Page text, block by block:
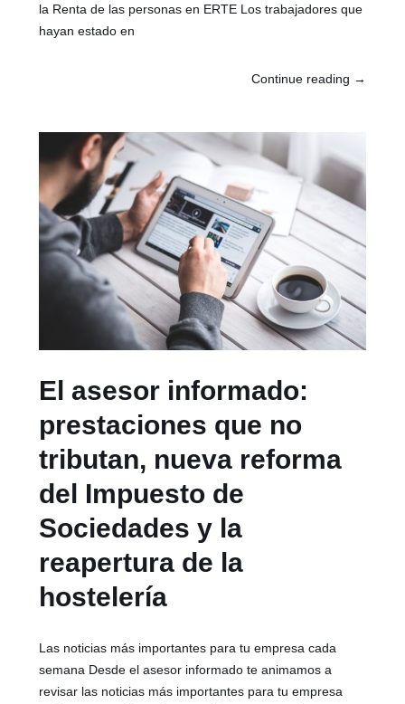
la Renta de las personas en ERTE Los trabajadores que
hayan estado en
Continue reading →
El asesor informado:
prestaciones que no
tributan, nueva reforma
del Impuesto de
Sociedades y la
reapertura de la
hostelería
Las noticias más importantes para tu empresa cada
semana Desde el asesor informado te animamos a
revisar las noticias más importantes para tu empresa